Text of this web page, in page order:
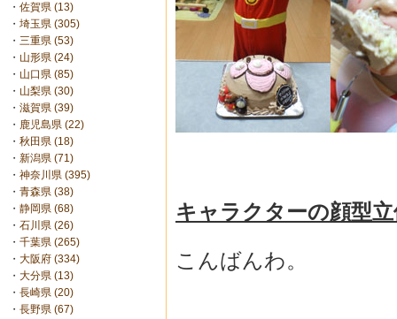
・ 佐賀県 (13)
・ 埼玉県 (305)
・ 三重県 (53)
・ 山形県 (24)
・ 山口県 (85)
・ 山梨県 (30)
・ 滋賀県 (39)
・ 鹿児島県 (22)
・ 秋田県 (18)
・ 新潟県 (71)
・ 神奈川県 (395)
・ 青森県 (38)
・ 静岡県 (68)
・ 石川県 (26)
・ 千葉県 (265)
・ 大阪府 (334)
・ 大分県 (13)
・ 長崎県 (20)
・ 長野県 (67)
キャラクターの顔型
こんばんわ。